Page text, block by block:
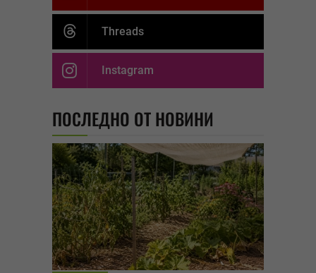
Threads
Instagram
ПОСЛЕДНО ОТ НОВИНИ